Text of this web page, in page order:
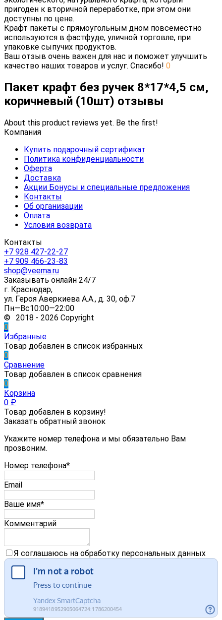
пригоден к вторичной переработке, при этом они
доступны по цене.
Крафт пакеты с прямоугольным дном повсеместно
используются в фастфуде, уличной торговле, при
упаковке сыпучих продуктов.
Ваш отзыв очень важен для нас и поможет улучшить
качество наших товаров и услуг. Спасибо! 0
Пакет крафт без ручек 8*17*4,5 см,
коричневый (10шт) отзывы
About this product reviews yet. Be the first!
Компания
Купить подарочный сертификат
Политика конфиденциальности
Оферта
Доставка
Акции Бонусы и специальные предложения
Контакты
Об организации
Оплата
Условия возврата
Контакты
+7 928 427-22-27
+7 909 466-23-83
shop@veema.ru
Заказывать онлайн 24/7
г. Краснодар,
ул. Героя Аверкиева А.А., д. 30, оф.7
Пн—Вс10:00—22:00
© 2018 - 2026 Copyright
0
Избранные
Товар добавлен в список избранных
0
Сравнение
Товар добавлен в список сравнения
0
Корзина
0 ₽
Товар добавлен в корзину!
Заказать обратный звонок
Укажите номер телефона и мы обязательно Вам
прозвоним.
Номер телефона*
Email
Ваше имя*
Комментарий
Я соглашаюсь на обработку персональных данных